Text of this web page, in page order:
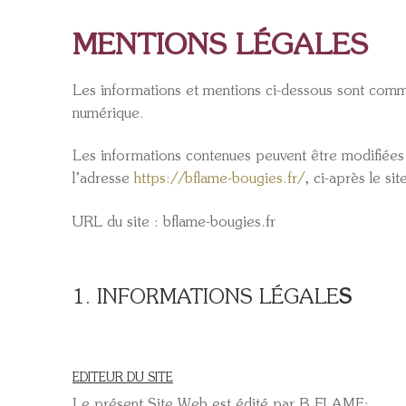
MENTIONS LÉGALES
Les informations et mentions ci-dessous sont
numérique.
Les informations contenues peuvent être
l’adresse https://bflame-bougies.fr/, ci-après le
URL du site : bflame-bougies.fr
1. INFORMATIONS LÉGALES
EDITEUR DU SITE